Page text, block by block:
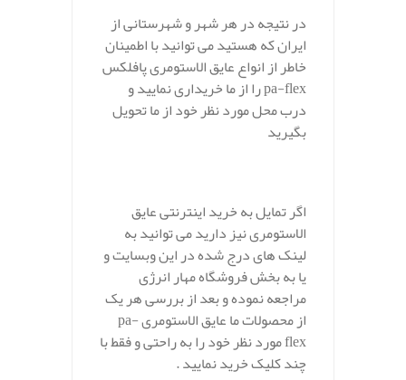
در نتیجه در هر شهر و شهرستانی از
ایران که هستید می توانید با اطمینان
خاطر از انواع عایق الاستومری پافلکس
pa-flex را از ما خریداری نمایید و
درب محل مورد نظر خود از ما تحویل
بگیرید
اگر تمایل به خرید اینترنتی عایق
الاستومری نیز دارید می توانید به
لینک های درج شده در این وبسایت و
یا به بخش فروشگاه مهار انرژی
مراجعه نموده و بعد از بررسی هر یک
از محصولات ما عایق الاستومری pa-
flex مورد نظر خود را به راحتی و فقط با
چند کلیک خرید نمایید .